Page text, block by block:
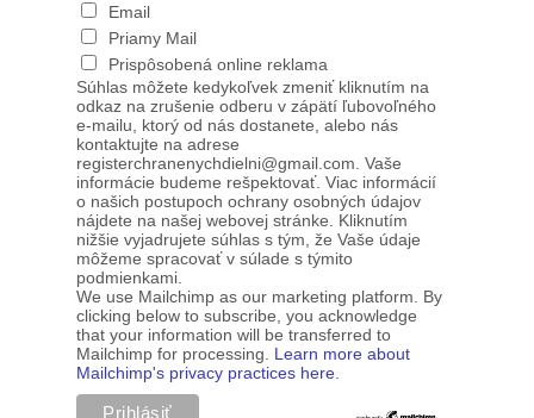
Email
Priamy Mail
Prispôsobená online reklama
Súhlas môžete kedykoľvek zmeniť kliknutím na
odkaz na zrušenie odberu v zápätí ľubovoľného
e-mailu, ktorý od nás dostanete, alebo nás
kontaktujte na adrese
registerchranenychdielni@gmail.com. Vaše
informácie budeme rešpektovať. Viac informácií
o našich postupoch ochrany osobných údajov
nájdete na našej webovej stránke. Kliknutím
nižšie vyjadrujete súhlas s tým, že Vaše údaje
môžeme spracovať v súlade s týmito
podmienkami.
We use Mailchimp as our marketing platform. By
clicking below to subscribe, you acknowledge
that your information will be transferred to
Mailchimp for processing. Learn more about
Mailchimp's privacy practices here.